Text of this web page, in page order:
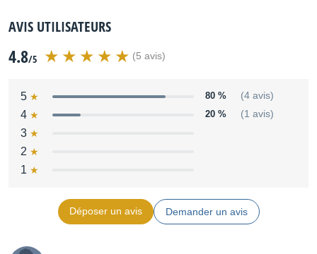
AVIS UTILISATEURS
4.8/5 (5 avis)
5 80 % (4 avis)
4 20 % (1 avis)
3
2
1
Déposer un avis Demander un avis